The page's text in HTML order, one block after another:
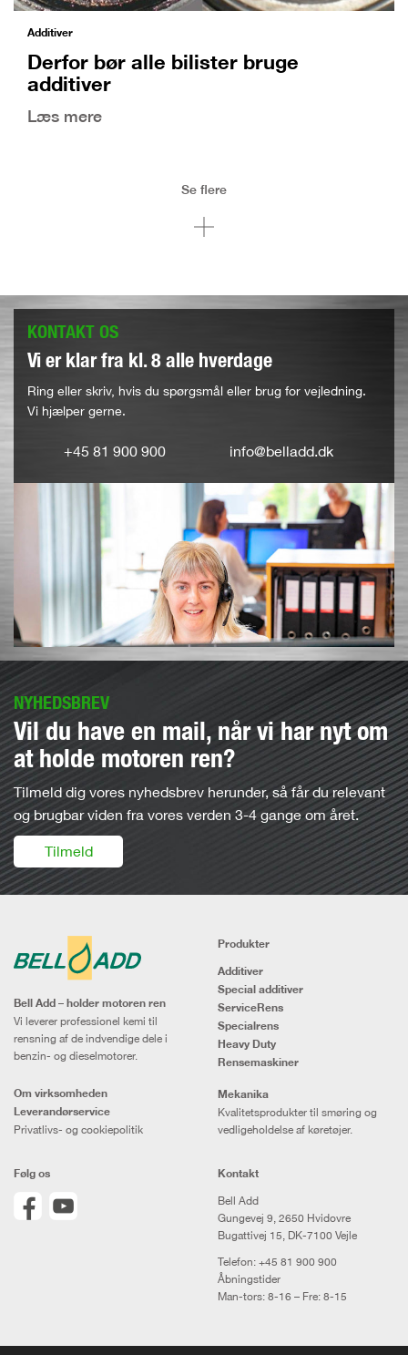
Additiver
Derfor bør alle bilister bruge
additiver
Læs mere
Se flere
KONTAKT OS
Vi er klar fra kl. 8 alle hverdage
Ring eller skriv, hvis du spørgsmål eller brug for vejledning.
Vi hjælper gerne.
+45 81 900 900 info@belladd.dk
NYHEDSBREV
Vil du have en mail, når vi har nyt om
at holde motoren ren?
Tilmeld dig vores nyhedsbrev herunder, så får du relevant
og brugbar viden fra vores verden 3-4 gange om året.
Tilmeld
Bell Add – holder motoren ren
Vi leverer professionel kemi til
rensning af de indvendige dele i
benzin- og dieselmotorer.
Om virksomheden
Leverandørservice
Privatlivs- og cookiepolitik
Produkter
Additiver
Special additiver
ServiceRens
Specialrens
Heavy Duty
Rensemaskiner
Mekanika
Kvalitetsprodukter til smøring og
vedligeholdelse af køretøjer.
Følg os Kontakt
Bell Add
Gungevej 9, 2650 Hvidovre
Bugattivej 15, DK-7100 Vejle
Telefon: +45 81 900 900
Åbningstider
Man-tors: 8-16 – Fre: 8-15